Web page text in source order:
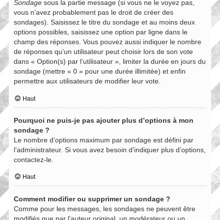
Sondage sous la partie message (si vous ne le voyez pas,
vous n’avez probablement pas le droit de créer des
sondages). Saisissez le titre du sondage et au moins deux
options possibles, saisissez une option par ligne dans le
champ des réponses. Vous pouvez aussi indiquer le nombre
de réponses qu’un utilisateur peut choisir lors de son vote
dans « Option(s) par l’utilisateur », limiter la durée en jours du
sondage (mettre « 0 » pour une durée illimitée) et enfin
permettre aux utilisateurs de modifier leur vote.
Haut
Pourquoi ne puis-je pas ajouter plus d’options à mon
sondage ?
Le nombre d’options maximum par sondage est défini par
l’administrateur. Si vous avez besoin d’indiquer plus d’options,
contactez-le.
Haut
Comment modifier ou supprimer un sondage ?
Comme pour les messages, les sondages ne peuvent être
modifiés que par l’auteur original, un modérateur ou un